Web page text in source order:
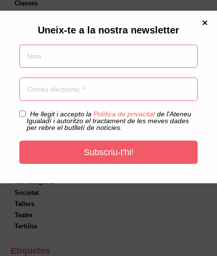
Uneix-te a la nostra newsletter
He llegit i accepto la Política de privacitatde l'Ateneu
Igualadí i autoritzo el tractament de les meves dades
per rebre el butlletí de notícies.
Subscriu-t'hi!
Classes
Concerts
Cultura
Cursos
Dimarts Disruptius
Documentals
Escacs
Escola
Sin categoría
Societat
Tallers
Teatre
Tertúlia
Etiquetes